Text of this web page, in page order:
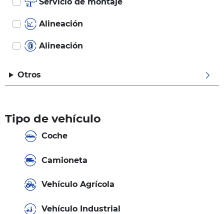
Alineación
Alineación
Otros
Tipo de vehículo
Coche
Camioneta
Vehículo Agrícola
Vehículo Industrial